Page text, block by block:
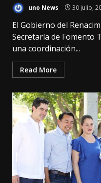
uno News 30 julio,
El Gobierno del
Secretaría de Fomento
una coordinación...
Read More